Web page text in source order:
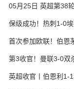
05月25日 英超第38
保级成功！热刺1-0
首次参加欧联！伯恩
第3收官！曼联3-0双
王
英超收官丨伯恩利1-